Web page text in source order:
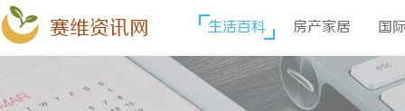
赛维资讯网 生活百科 房产家居 国